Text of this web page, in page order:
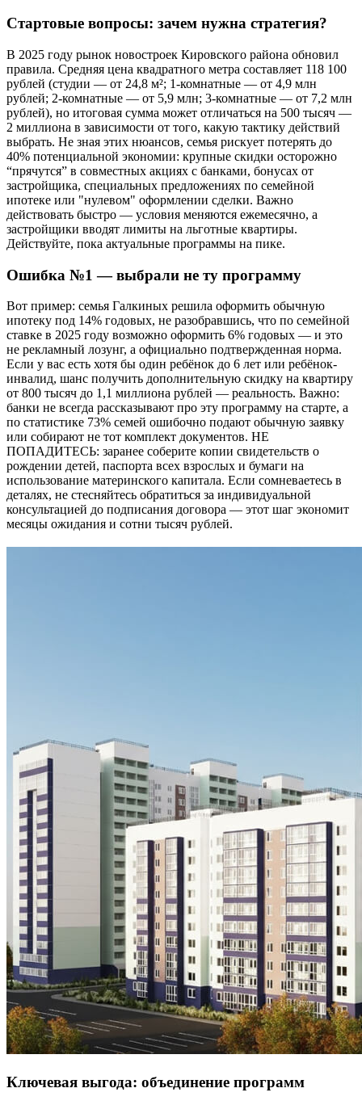
Стартовые вопросы: зачем нужна стратегия?
В 2025 году рынок новостроек Кировского района обновил
правила. Средняя цена квадратного метра составляет 118 100
рублей (студии — от 24,8 м²; 1-комнатные — от 4,9 млн
рублей; 2-комнатные — от 5,9 млн; 3-комнатные — от 7,2 млн
рублей), но итоговая сумма может отличаться на 500 тысяч —
2 миллиона в зависимости от того, какую тактику действий
выбрать. Не зная этих нюансов, семья рискует потерять до
40% потенциальной экономии: крупные скидки осторожно
“прячутся” в совместных акциях с банками, бонусах от
застройщика, специальных предложениях по семейной
ипотеке или "нулевом" оформлении сделки. Важно
действовать быстро — условия меняются ежемесячно, а
застройщики вводят лимиты на льготные квартиры.
Действуйте, пока актуальные программы на пике.
Ошибка №1 — выбрали не ту программу
Вот пример: семья Галкиных решила оформить обычную
ипотеку под 14% годовых, не разобравшись, что по семейной
ставке в 2025 году возможно оформить 6% годовых — и это
не рекламный лозунг, а официально подтвержденная норма.
Если у вас есть хотя бы один ребёнок до 6 лет или ребёнок-
инвалид, шанс получить дополнительную скидку на квартиру
от 800 тысяч до 1,1 миллиона рублей — реальность. Важно:
банки не всегда рассказывают про эту программу на старте, а
по статистике 73% семей ошибочно подают обычную заявку
или собирают не тот комплект документов. НЕ
ПОПАДИТЕСЬ: заранее соберите копии свидетельств о
рождении детей, паспорта всех взрослых и бумаги на
использование материнского капитала. Если сомневаетесь в
деталях, не стесняйтесь обратиться за индивидуальной
консультацией до подписания договора — этот шаг экономит
месяцы ожидания и сотни тысяч рублей.
Ключевая выгода: объединение программ